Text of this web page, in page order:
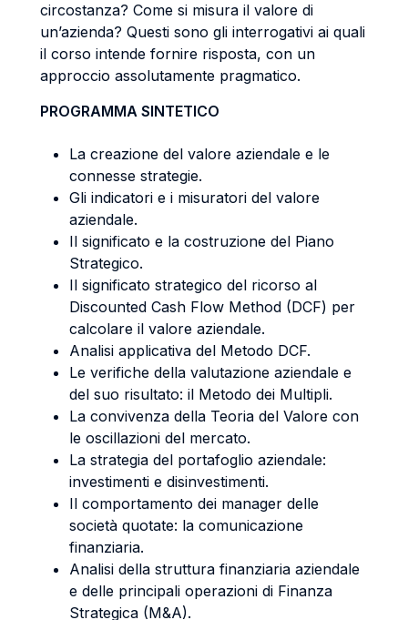
circostanza? Come si misura il valore di
un’azienda? Questi sono gli interrogativi ai quali
il corso intende fornire risposta, con un
approccio assolutamente pragmatico.
PROGRAMMA SINTETICO
La creazione del valore aziendale e le
connesse strategie.
Gli indicatori e i misuratori del valore
aziendale.
Il significato e la costruzione del Piano
Strategico.
Il significato strategico del ricorso al
Discounted Cash Flow Method (DCF) per
calcolare il valore aziendale.
Analisi applicativa del Metodo DCF.
Le verifiche della valutazione aziendale e
del suo risultato: il Metodo dei Multipli.
La convivenza della Teoria del Valore con
le oscillazioni del mercato.
La strategia del portafoglio aziendale:
investimenti e disinvestimenti.
Il comportamento dei manager delle
società quotate: la comunicazione
finanziaria.
Analisi della struttura finanziaria aziendale
e delle principali operazioni di Finanza
Strategica (M&A).